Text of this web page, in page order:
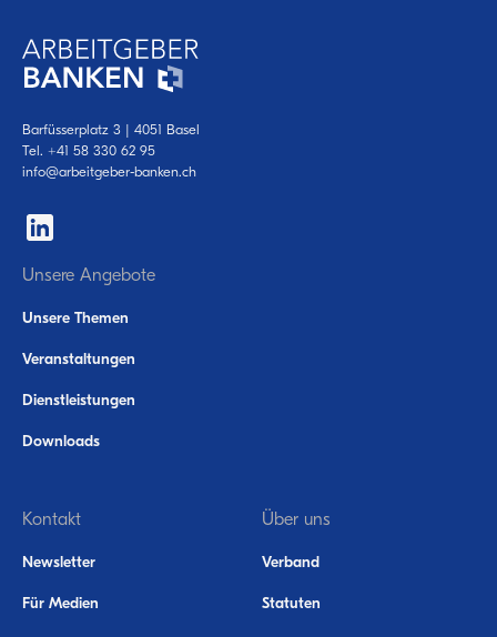
Barfüsserplatz 3 | 4051 Basel
Tel. +41 58 330 62 95
info@arbeitgeber-banken.ch
Unsere Angebote
Unsere Themen
Veranstaltungen
Dienstleistungen
Downloads
Über uns
Verband
Statuten
Kontakt
Newsletter
Für Medien